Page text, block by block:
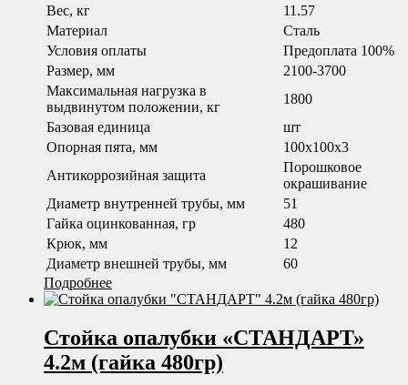
Вес, кг
11.57
Материал
Сталь
Условия оплаты
Предоплата 100%
Размер, мм
2100-3700
Максимальная нагрузка в
выдвинутом положении, кг
1800
Базовая единица
шт
Опорная пята, мм
100x100x3
Антикоррозийная защита
Порошковое
окрашивание
Диаметр внутренней трубы, мм
51
Гайка оцинкованная, гр
480
Крюк, мм
12
Диаметр внешней трубы, мм
60
Подробнее
Стойка опалубки «СТАНДАРТ»
4.2м (гайка 480гр)